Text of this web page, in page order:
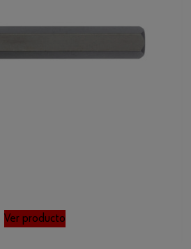
Ver producto